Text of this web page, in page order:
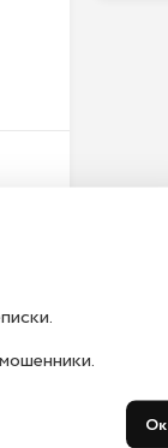
гарантию 365
Ок